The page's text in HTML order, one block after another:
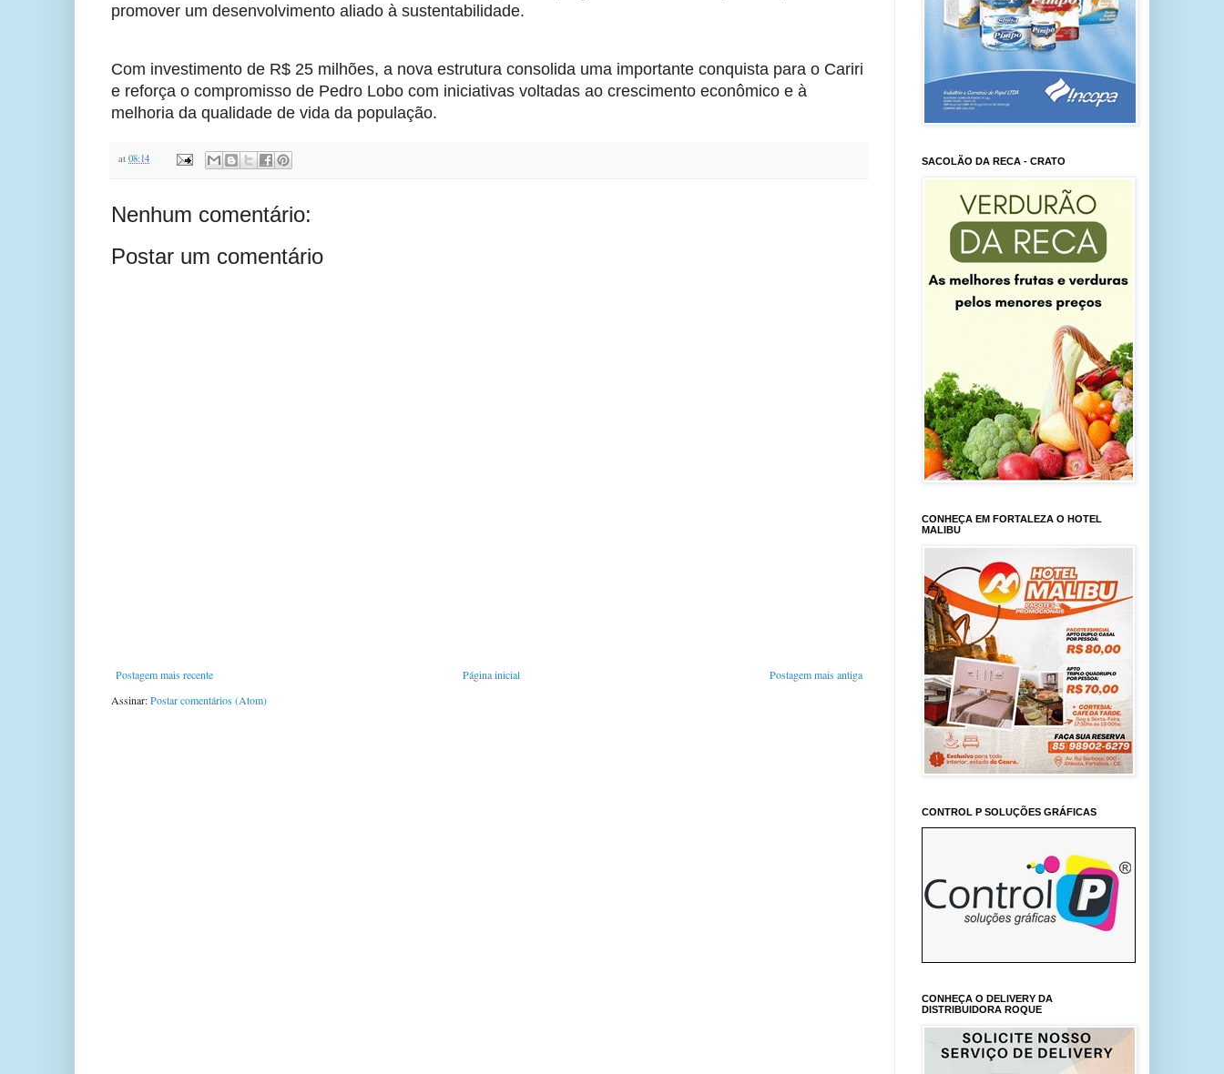
promover um desenvolvimento aliado à sustentabilidade.
Com investimento de R$ 25 milhões, a nova estrutura consolida uma importante conquista para o Cariri
e reforça o compromisso de Pedro Lobo com iniciativas voltadas ao crescimento econômico e à
melhoria da qualidade de vida da população.
at 08:14
Nenhum comentário:
Postar um comentário
Postagem mais recente Postagem mais antiga
Página inicial
Assinar:Postar comentários (Atom)
SACOLÃO DA RECA - CRATO
CONHEÇA EM FORTALEZA O HOTEL
MALIBU
CONTROL P SOLUÇÕES GRÁFICAS
CONHEÇA O DELIVERY DA
DISTRIBUIDORA ROQUE